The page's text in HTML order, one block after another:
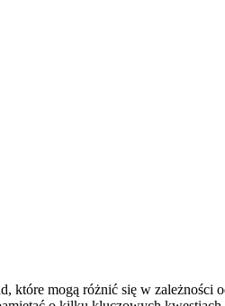
które mogą różnić się w